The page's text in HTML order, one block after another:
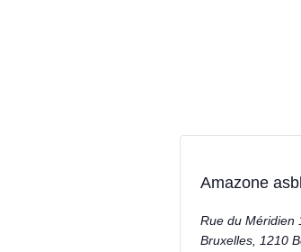
Amazone asbl
Rue du Méridien
Bruxelles, 1210